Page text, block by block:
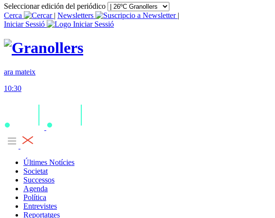
Seleccionar edición del periódico
Cerca
| Newsletters
|
Iniciar Sessió
ara mateix
10:30
Últimes Notícies
Societat
Successos
Agenda
Política
Entrevistes
Reportatges